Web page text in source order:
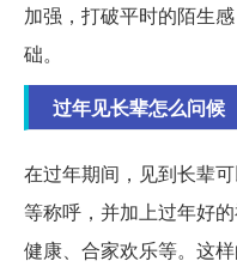
加强，打破平时的陌生
础。
过年见长辈怎么问候
在过年期间，见到长辈
等称呼，并加上过年好
健康、合家欢乐等。这